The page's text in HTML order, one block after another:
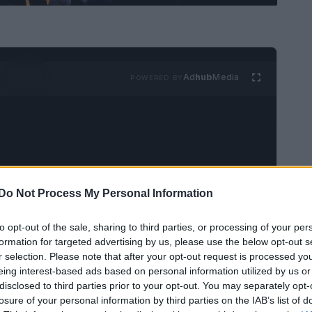
Do Not Process My Personal Information
opt-out of the sale, sharing to third parties, or processing of your
for targeted advertising by us, please use the below opt-out
selection. Please note that after your opt-out request is processed
interest-based ads based on personal information utilized by us
to third parties prior to your opt-out. You may separately
of your personal information by third parties on the IAB’s list of
AdhubMedia
di gioia e comunità, e il presepe
queste festività. A Manarola, un incantevole
più grande del mondo. Questa straordinaria
desiderosi di immergersi nella magia del
rappresentazione della Natività, ma di un